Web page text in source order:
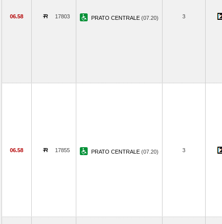
06.58 17803 PRATO CENTRALE (07.20) 3
06.58 17855 PRATO CENTRALE (07.20) 3